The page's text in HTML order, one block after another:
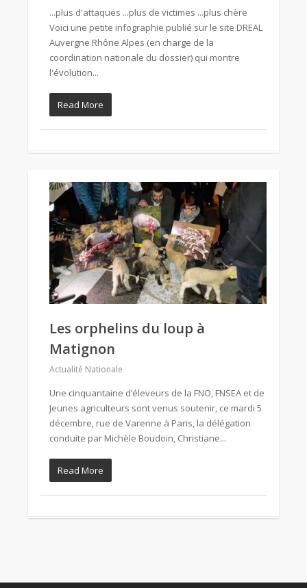
...plus d'attaques ...plus de victimes ...plus chère
Voici une petite infographie publié sur le site DREAL
Auvergne Rhône Alpes (en charge de la
coordination nationale du dossier) qui montre
l'évolution...
Read More
Les orphelins du loup à
Matignon
Actualité Nationale
Une cinquantaine d’éleveurs de la FNO, FNSEA et de
Jeunes agriculteurs sont venus soutenir, ce mardi 5
décembre, rue de Varenne à Paris, la délégation
conduite par Michèle Boudoin, Christiane...
Read More